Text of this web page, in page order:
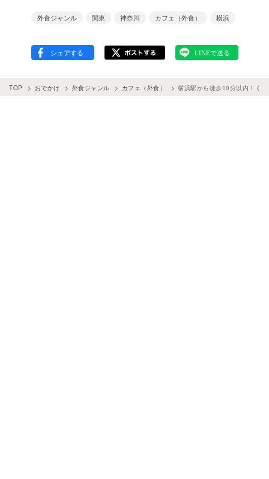
外食ジャンル 関東 神奈川 カフェ（外食） 横浜
TOP おでかけ 外食ジャンル カフェ（外食） 横浜駅から徒歩10分以内！く